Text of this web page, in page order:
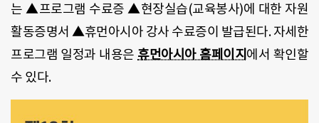
는 ▲프로그램 수료증 ▲현장실습(교육봉사)에 대한 자원
활동증명서 ▲휴먼아시아 강사 수료증이 발급된다.자세한
프로그램 일정과 내용은 휴먼아시아 홈페이지에서 확인할
수 있다.